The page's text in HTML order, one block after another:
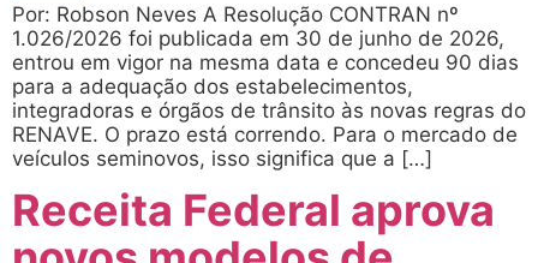
Por: Robson Neves A Resolução CONTRAN nº
1.026/2026 foi publicada em 30 de junho de 2026,
entrou em vigor na mesma data e concedeu 90 dias
para a adequação dos estabelecimentos,
integradoras e órgãos de trânsito às novas regras do
RENAVE. O prazo está correndo. Para o mercado de
veículos seminovos, isso significa que a […]
Receita Federal aprova